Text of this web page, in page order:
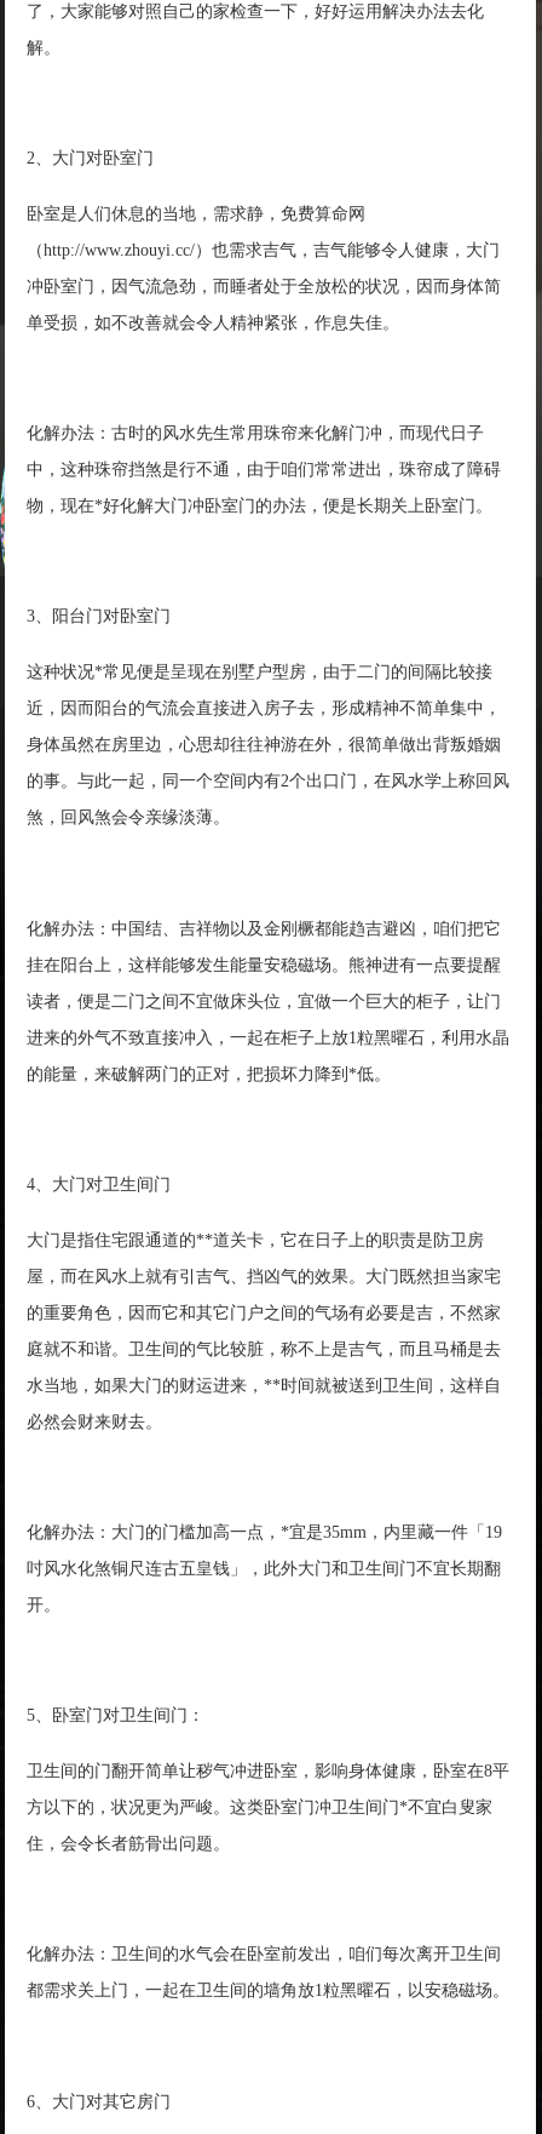
了，大家能够对照自己的家检查一下，好好运用解决办法去化
解。
2、大门对卧室门
卧室是人们休息的当地，需求静，免费算命网
（http://www.zhouyi.cc/）也需求吉气，吉气能够令人健康，大门
冲卧室门，因气流急劲，而睡者处于全放松的状况，因而身体简
单受损，如不改善就会令人精神紧张，作息失佳。
化解办法：古时的风水先生常用珠帘来化解门冲，而现代日子
中，这种珠帘挡煞是行不通，由于咱们常常进出，珠帘成了障碍
物，现在*好化解大门冲卧室门的办法，便是长期关上卧室门。
3、阳台门对卧室门
这种状况*常见便是呈现在别墅户型房，由于二门的间隔比较接
近，因而阳台的气流会直接进入房子去，形成精神不简单集中，
身体虽然在房里边，心思却往往神游在外，很简单做出背叛婚姻
的事。与此一起，同一个空间内有2个出口门，在风水学上称回风
煞，回风煞会令亲缘淡薄。
化解办法：中国结、吉祥物以及金刚橛都能趋吉避凶，咱们把它
挂在阳台上，这样能够发生能量安稳磁场。熊神进有一点要提醒
读者，便是二门之间不宜做床头位，宜做一个巨大的柜子，让门
进来的外气不致直接冲入，一起在柜子上放1粒黑曜石，利用水晶
的能量，来破解两门的正对，把损坏力降到*低。
4、大门对卫生间门
大门是指住宅跟通道的**道关卡，它在日子上的职责是防卫房
屋，而在风水上就有引吉气、挡凶气的效果。大门既然担当家宅
的重要角色，因而它和其它门户之间的气场有必要是吉，不然家
庭就不和谐。卫生间的气比较脏，称不上是吉气，而且马桶是去
水当地，如果大门的财运进来，**时间就被送到卫生间，这样自
必然会财来财去。
化解办法：大门的门槛加高一点，*宜是35mm，内里藏一件「19
吋风水化煞铜尺连古五皇钱」，此外大门和卫生间门不宜长期翻
开。
5、卧室门对卫生间门：
卫生间的门翻开简单让秽气冲进卧室，影响身体健康，卧室在8平
方以下的，状况更为严峻。这类卧室门冲卫生间门*不宜白叟家
住，会令长者筋骨出问题。
化解办法：卫生间的水气会在卧室前发出，咱们每次离开卫生间
都需求关上门，一起在卫生间的墙角放1粒黑曜石，以安稳磁场。
6、大门对其它房门